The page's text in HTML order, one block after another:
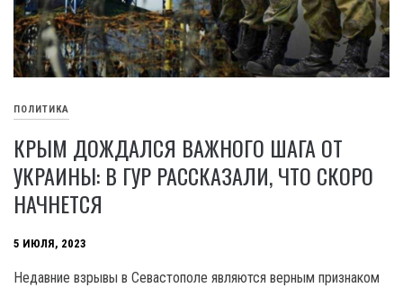
ПОЛИТИКА
КРЫМ ДОЖДАЛСЯ ВАЖНОГО ШАГА ОТ
УКРАИНЫ: В ГУР РАССКАЗАЛИ, ЧТО СКОРО
НАЧНЕТСЯ
5 ИЮЛЯ, 2023
Недавние взрывы в Севастополе являются верным признаком